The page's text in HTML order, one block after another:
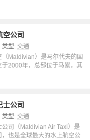
空公司
类型: 交通
Maldivian）是马尔代夫的国
于2000年，总部位于马累，其
士公司
类型: 交通
司（Maldivian Air Taxi）是
也是全球最大的水上航空公